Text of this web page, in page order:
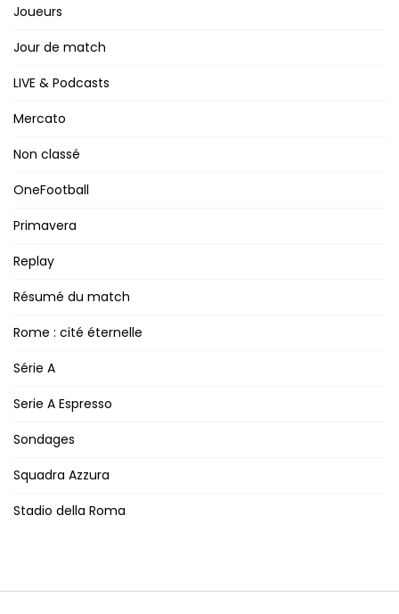
Joueurs
Jour de match
LIVE & Podcasts
Mercato
Non classé
OneFootball
Primavera
Replay
Résumé du match
Rome : cité éternelle
Série A
Serie A Espresso
Sondages
Squadra Azzura
Stadio della Roma